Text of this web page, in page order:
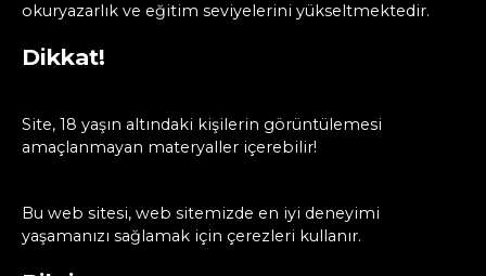
okuryazarlık ve eğitim seviyelerini yükseltmektedir.
Dikkat!
Site, 18 yaşın altındaki kişilerin görüntülemesi
amaçlanmayan materyaller içerebilir!
Bu web sitesi, web sitemizde en iyi deneyimi
yaşamanızı sağlamak için çerezleri kullanır.